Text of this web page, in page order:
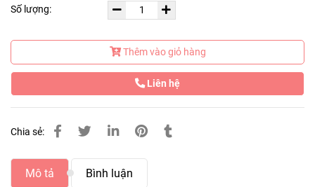
Số lượng:
Thêm vào giỏ hàng
Liên hệ
Chia sẻ:
Mô tả Bình luận